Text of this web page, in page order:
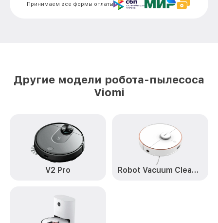
от 300₽
Замена материнской платы SE Viomi
Ремонт цепи питания SE Viomi от 500₽
Замена аккумулятора SE Viomi от 300₽
Замена датчиков управления, высоты,
движения SE Viomi
от 1100₽
Ремонт двигателя SE Viomi
Принимаем все формы оплаты
Другие модели робота-пылесоса
Viomi
V2 Pro Robot Vacuum Cleaner S9 UV